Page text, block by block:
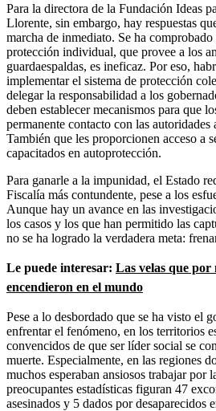
Para la directora de la Fundación Ideas
Llorente, sin embargo, hay respuestas
marcha de inmediato. Se ha comprobado
protección individual, que provee a los
guardaespaldas, es ineficaz. Por eso,
implementar el sistema de protección
delegar la responsabilidad a los
deben establecer mecanismos para que
permanente contacto con las
También que les proporcionen acceso a
capacitados en autoprotección.
Para ganarle a la impunidad, el Estado
Fiscalía más contundente, pese a los
Aunque hay un avance en las
los casos y los que han permitido las
no se ha logrado la verdadera meta:
Le puede interesar: Las velas que por
encendieron en el mundo
Pese a lo desbordado que se ha visto el
enfrentar el fenómeno, en los territorios
convencidos de que ser líder social se
muerte. Especialmente, en las regiones
muchos esperaban ansiosos trabajar por
preocupantes estadísticas figuran 47
asesinados y 5 dados por desaparecidos